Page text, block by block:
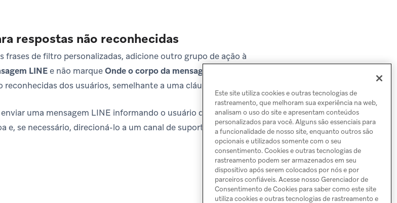
respostas não reconhecidas
frases de filtro personalizadas, adicione outro grupo de ação à
LINEe não marqueOnde o corpo da mensagem
dos usuários, semelhante a uma cláusula “else”.
uma mensagem LINE informando o usuário que este canal
e, se necessário, direcioná-lo a um canal de suporte.
Este site utiliza cookies e outras tecnologias de
rastreamento, que melhoram sua experiência na web,
analisam o uso do site e apresentam conteúdos
personalizados para você. Alguns são essenciais para
a funcionalidade de nosso site, enquanto outros são
opcionais e utilizados somente com o seu
consentimento. Cookies e outras tecnologias de
rastreamento podem ser armazenados em seu
dispositivo após serem colocados por nós e por
parceiros confiáveis. Acesse nosso Gerenciador de
Consentimento de Cookies para saber como este site
utiliza cookies e outras tecnologias de rastreamento e